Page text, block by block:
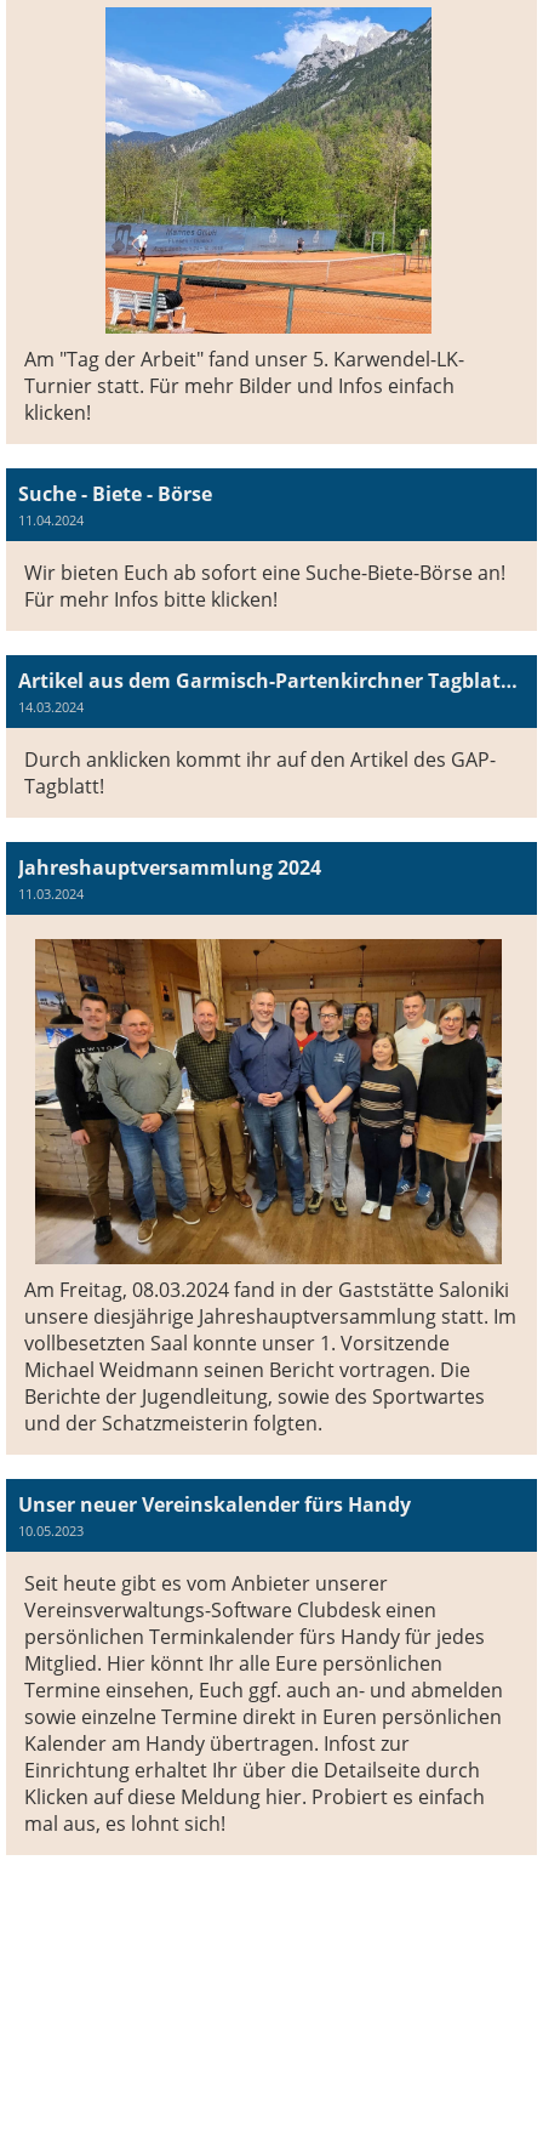
Am "Tag der Arbeit" fand unser 5. Karwendel-LK-
Turnier statt. Für mehr Bilder und Infos einfach
klicken!
Suche - Biete - Börse
11.04.2024
Wir bieten Euch ab sofort eine Suche-Biete-Börse an!
Für mehr Infos bitte klicken!
Artikel aus dem Garmisch-Partenkirchner Tagblatt vom 14.03.2024 bezüglich der Jahreshauptversammlung
14.03.2024
Durch anklicken kommt ihr auf den Artikel des GAP-
Tagblatt!
Jahreshauptversammlung 2024
11.03.2024
Am Freitag, 08.03.2024 fand in der Gaststätte Saloniki
unsere diesjährige Jahreshauptversammlung statt. Im
vollbesetzten Saal konnte unser 1. Vorsitzende
Michael Weidmann seinen Bericht vortragen. Die
Berichte der Jugendleitung, sowie des Sportwartes
und der Schatzmeisterin folgten.
Unser neuer Vereinskalender fürs Handy
10.05.2023
Seit heute gibt es vom Anbieter unserer
Vereinsverwaltungs-Software Clubdesk einen
persönlichen Terminkalender fürs Handy für jedes
Mitglied. Hier könnt Ihr alle Eure persönlichen
Termine einsehen, Euch ggf. auch an- und abmelden
sowie einzelne Termine direkt in Euren persönlichen
Kalender am Handy übertragen. Infost zur
Einrichtung erhaltet Ihr über die Detailseite durch
Klicken auf diese Meldung hier. Probiert es einfach
mal aus, es lohnt sich!